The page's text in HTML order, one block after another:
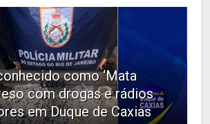
como ‘Mata
com drogas e rádios
em Duque de Caxias